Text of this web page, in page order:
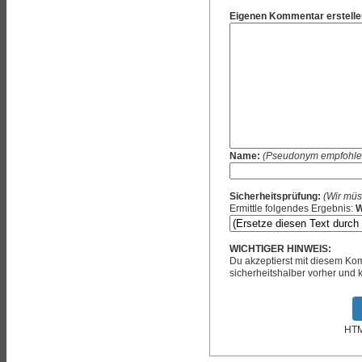
Eigenen Kommentar
Name: (Pseudonym
Sicherheitsprüfung: (Wir
Ermittle folgendes Ergebnis:
WICHTIGER HINWEIS:
Du akzeptierst mit diesem
sicherheitshalber vorher und